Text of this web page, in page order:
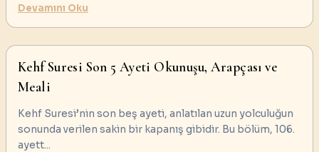
Devamını Oku
Kehf Suresi Son 5 Ayeti Okunuşu, Arapçası ve
Meali
Kehf Suresi’nin son beş ayeti, anlatılan uzun yolculuğun
sonunda verilen sakin bir kapanış gibidir. Bu bölüm, 106.
ayett...